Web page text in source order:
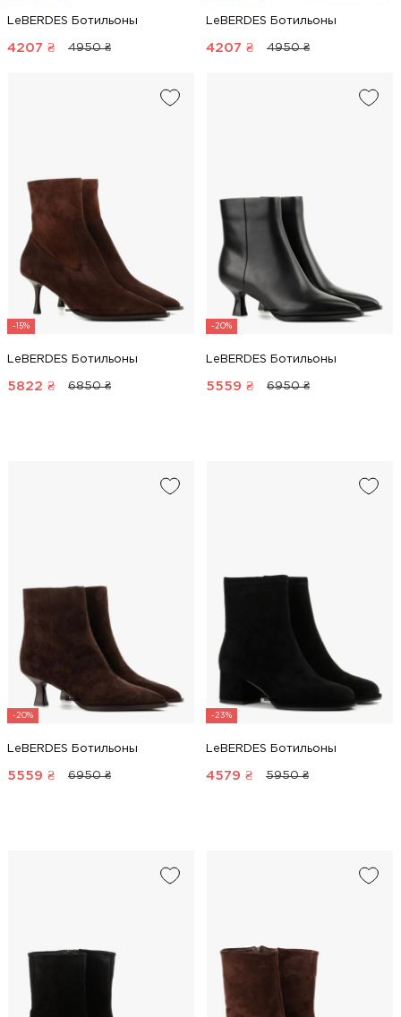
LeBERDES Ботильоны
4207 ₴ 4950 ₴
LeBERDES Ботильоны
4207 ₴ 4950 ₴
-15%
LeBERDES Ботильоны
5822 ₴ 6850 ₴
-20%
LeBERDES Ботильоны
5559 ₴ 6950 ₴
-20%
LeBERDES Ботильоны
5559 ₴ 6950 ₴
-23%
LeBERDES Ботильоны
4579 ₴ 5950 ₴